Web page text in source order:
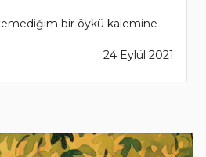
bir öykü kalemine
24 Eylül 2021